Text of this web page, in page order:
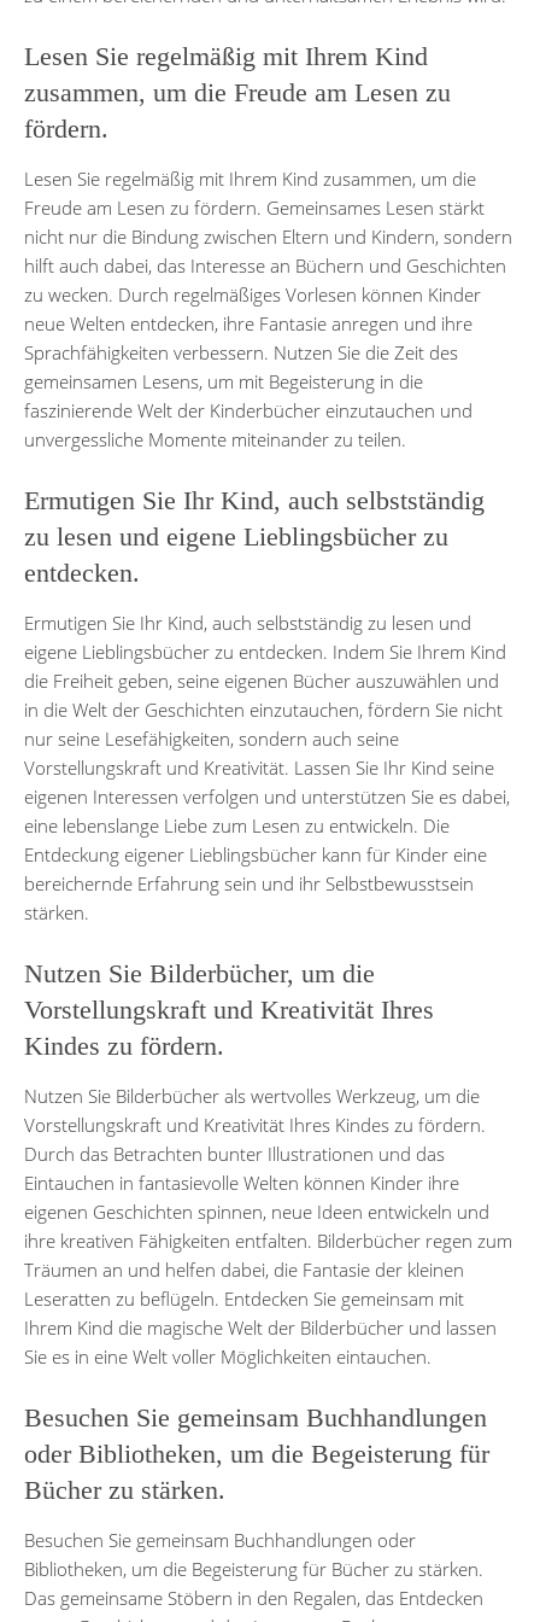
Lesen Sie regelmäßig mit Ihrem Kind
zusammen, um die Freude am Lesen zu
fördern.
Lesen Sie regelmäßig mit Ihrem Kind zusammen, um die
Freude am Lesen zu fördern. Gemeinsames Lesen stärkt
nicht nur die Bindung zwischen Eltern und Kindern, sondern
hilft auch dabei, das Interesse an Büchern und Geschichten
zu wecken. Durch regelmäßiges Vorlesen können Kinder
neue Welten entdecken, ihre Fantasie anregen und ihre
Sprachfähigkeiten verbessern. Nutzen Sie die Zeit des
gemeinsamen Lesens, um mit Begeisterung in die
faszinierende Welt der Kinderbücher einzutauchen und
unvergessliche Momente miteinander zu teilen.
Ermutigen Sie Ihr Kind, auch selbstständig
zu lesen und eigene Lieblingsbücher zu
entdecken.
Ermutigen Sie Ihr Kind, auch selbstständig zu lesen und
eigene Lieblingsbücher zu entdecken. Indem Sie Ihrem Kind
die Freiheit geben, seine eigenen Bücher auszuwählen und
in die Welt der Geschichten einzutauchen, fördern Sie nicht
nur seine Lesefähigkeiten, sondern auch seine
Vorstellungskraft und Kreativität. Lassen Sie Ihr Kind seine
eigenen Interessen verfolgen und unterstützen Sie es dabei,
eine lebenslange Liebe zum Lesen zu entwickeln. Die
Entdeckung eigener Lieblingsbücher kann für Kinder eine
bereichernde Erfahrung sein und ihr Selbstbewusstsein
stärken.
Nutzen Sie Bilderbücher, um die
Vorstellungskraft und Kreativität Ihres
Kindes zu fördern.
Nutzen Sie Bilderbücher als wertvolles Werkzeug, um die
Vorstellungskraft und Kreativität Ihres Kindes zu fördern.
Durch das Betrachten bunter Illustrationen und das
Eintauchen in fantasievolle Welten können Kinder ihre
eigenen Geschichten spinnen, neue Ideen entwickeln und
ihre kreativen Fähigkeiten entfalten. Bilderbücher regen zum
Träumen an und helfen dabei, die Fantasie der kleinen
Leseratten zu beflügeln. Entdecken Sie gemeinsam mit
Ihrem Kind die magische Welt der Bilderbücher und lassen
Sie es in eine Welt voller Möglichkeiten eintauchen.
Besuchen Sie gemeinsam Buchhandlungen
oder Bibliotheken, um die Begeisterung für
Bücher zu stärken.
Besuchen Sie gemeinsam Buchhandlungen oder
Bibliotheken, um die Begeisterung für Bücher zu stärken.
Das gemeinsame Stöbern in den Regalen, das Entdecken